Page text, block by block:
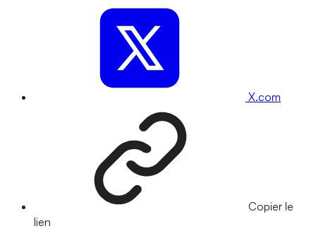
X.com
Copier le
lien